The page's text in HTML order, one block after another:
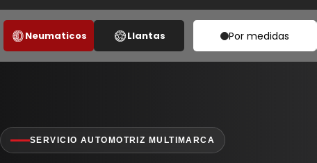
Neumaticos Llantas Por medidas
SERVICIO AUTOMOTRIZ MULTIMARCA
3